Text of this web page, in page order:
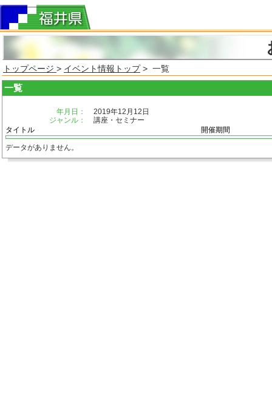
トップページ > イベント情報トップ> 一覧
一覧
年月日：
2019年12月12日
ジャンル：
講座・セミナー
タイトル
開催期間
データがありません。